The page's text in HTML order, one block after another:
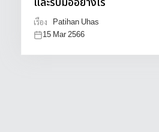
และรับมืออย่างไร
เรื่อง
Patihan Uhas
15 Mar 2566